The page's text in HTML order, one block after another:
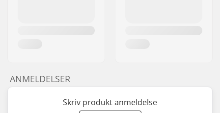
ANMELDELSER
Skriv produkt anmeldelse